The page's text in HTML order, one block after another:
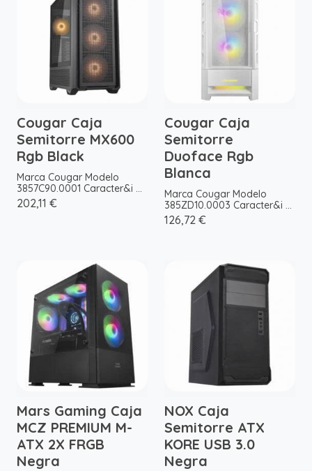
Cougar Caja
Semitorre MX600
Rgb Black
Marca Cougar Modelo
3857C90.0001 Caracter&i ...
202,11 €
Cougar Caja
Semitorre
Duoface Rgb
Blanca
Marca Cougar Modelo
385ZD10.0003 Caracter&i ...
126,72 €
Mars Gaming Caja
MCZ PREMIUM M-
ATX 2X FRGB
Negra
NOX Caja
Semitorre ATX
KORE USB 3.0
Negra